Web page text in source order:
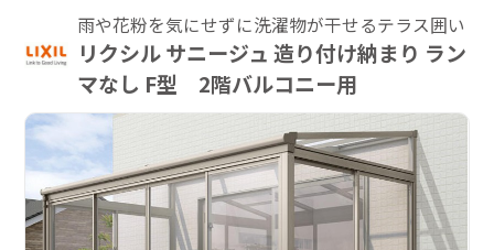
雨や花粉を気にせずに洗濯物が干せるテラス囲い
リクシル サニージュ 造り付け納まり ラン
マなし F型 2階バルコニー用